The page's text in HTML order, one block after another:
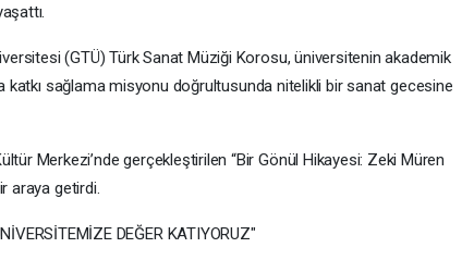
(GTÜ) Türk Sanat Müziği Korosu, üniversitenin akademik
katkı sağlama misyonu doğrultusunda nitelikli bir sanat gecesine
Merkezi’nde gerçekleştirilen “Bir Gönül Hikayesi: Zeki Müren
araya getirdi.
DEĞER KATIYORUZ"